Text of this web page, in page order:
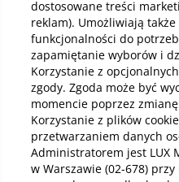
dostosowane treści
reklam). Umożliwiają
funkcjonalności do
zapamiętanie wyborów i
Korzystanie z
zgody. Zgoda może być
momencie poprzez
Korzystanie z plików
przetwarzaniem danych
Administratorem jest LUX
w Warszawie (02-678)